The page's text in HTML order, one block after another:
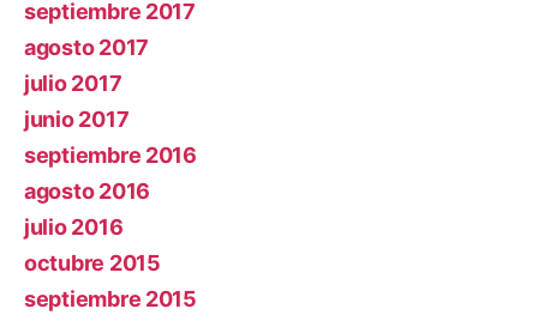
septiembre 2017
agosto 2017
julio 2017
junio 2017
septiembre 2016
agosto 2016
julio 2016
octubre 2015
septiembre 2015